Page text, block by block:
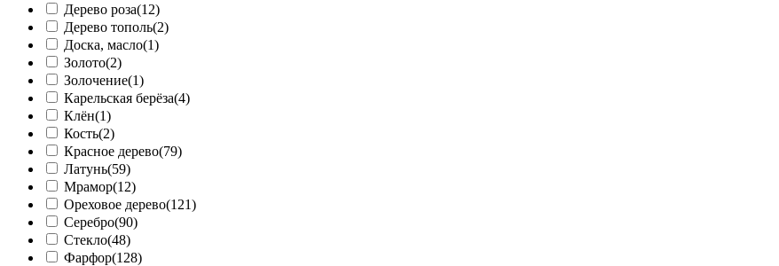
Дерево роза(12)
Дерево тополь(2)
Доска, масло(1)
Золото(2)
Золочение(1)
Карельская берёза(4)
Клён(1)
Кость(2)
Красное дерево(79)
Латунь(59)
Мрамор(12)
Ореховое дерево(121)
Серебро(90)
Стекло(48)
Фарфор(128)